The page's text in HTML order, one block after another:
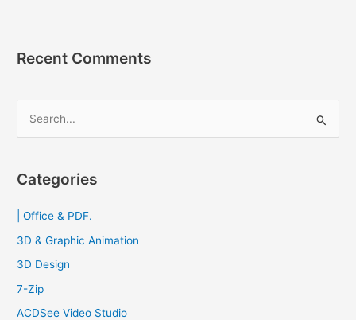
เสียง
Recent Comments
r
f
o
Categories
| Office & PDF.
3D & Graphic Animation
3D Design
7-Zip
ACDSee Video Studio